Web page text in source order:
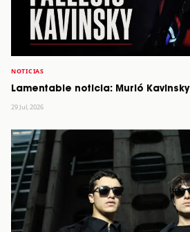
NOTICIAS
Lamentable noticia: Murió Kavinsky
29 Jul, 2026